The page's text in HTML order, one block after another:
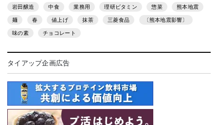
岩田醸造 中食 業務用 理研ビタミン 惣菜 熊本地震
麺 春 値上げ 抹茶 三菱食品 〔熊本地震影響〕
味の素 チョコレート
タイアップ企画広告